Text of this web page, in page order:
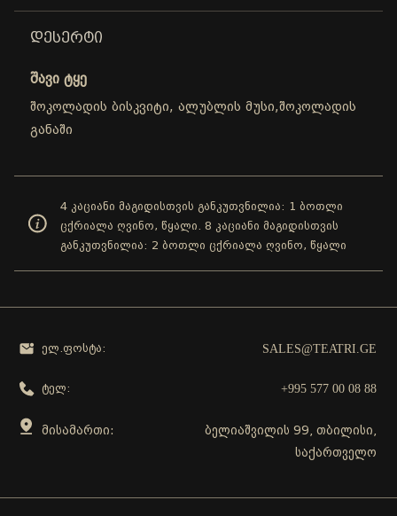
ᲓᲔᲡᲔᲠᲢᲘ
შავი ტყე
შოკოლადის ბისკვიტი, ალუბლის მუსი,შოკოლადის
განაში
4 კაციანი მაგიდისთვის განკუთვნილია: 1 ბოთლი
ცქრიალა ღვინო, წყალი. 8 კაციანი მაგიდისთვის
განკუთვნილია: 2 ბოთლი ცქრიალა ღვინო, წყალი
ელ.ფოსტა: SALES@TEATRI.GE
ტელ: +995 577 00 08 88
მისამართი:
ბელიაშვილის 99, თბილისი,
საქართველო